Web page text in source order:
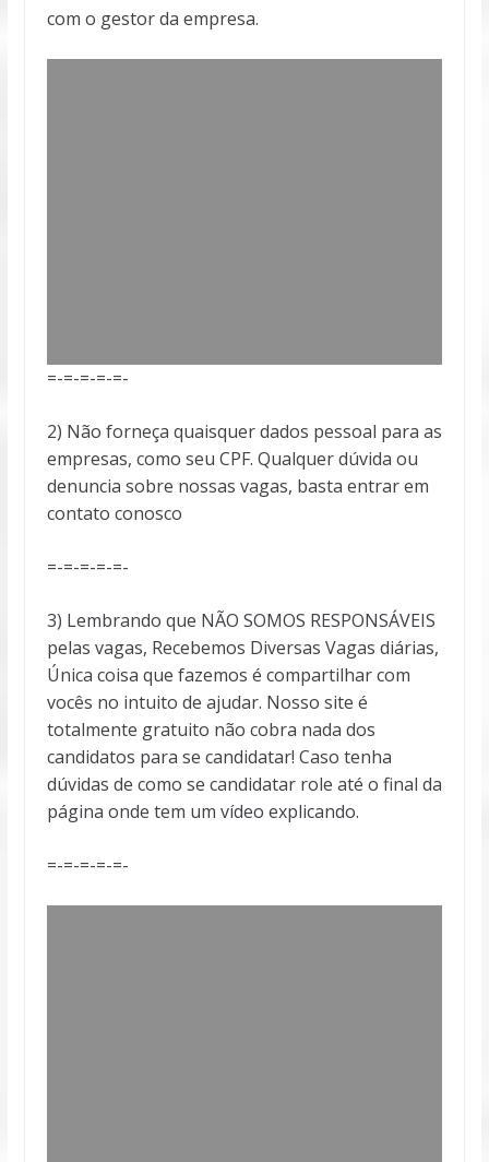
com o gestor da empresa.
=-=-=-=-=-
2) Não forneça quaisquer dados pessoal para as
empresas, como seu CPF. Qualquer dúvida ou
denuncia sobre nossas vagas, basta entrar em
contato conosco
=-=-=-=-=-
3) Lembrando que NÃO SOMOS RESPONSÁVEIS
pelas vagas, Recebemos Diversas Vagas diárias,
Única coisa que fazemos é compartilhar com
vocês no intuito de ajudar. Nosso site é
totalmente gratuito não cobra nada dos
candidatos para se candidatar! Caso tenha
dúvidas de como se candidatar role até o final da
página onde tem um vídeo explicando.
=-=-=-=-=-